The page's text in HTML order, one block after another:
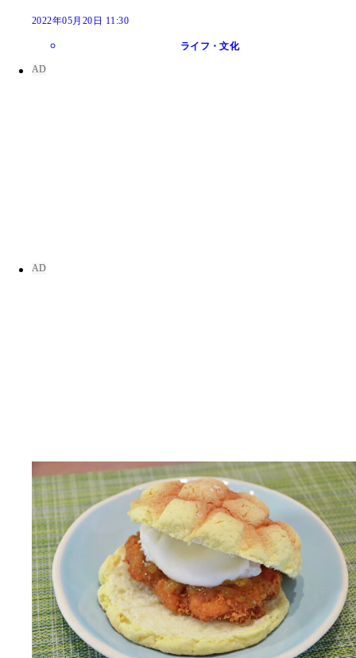
2022年05月20日 11:30
ライフ・文化